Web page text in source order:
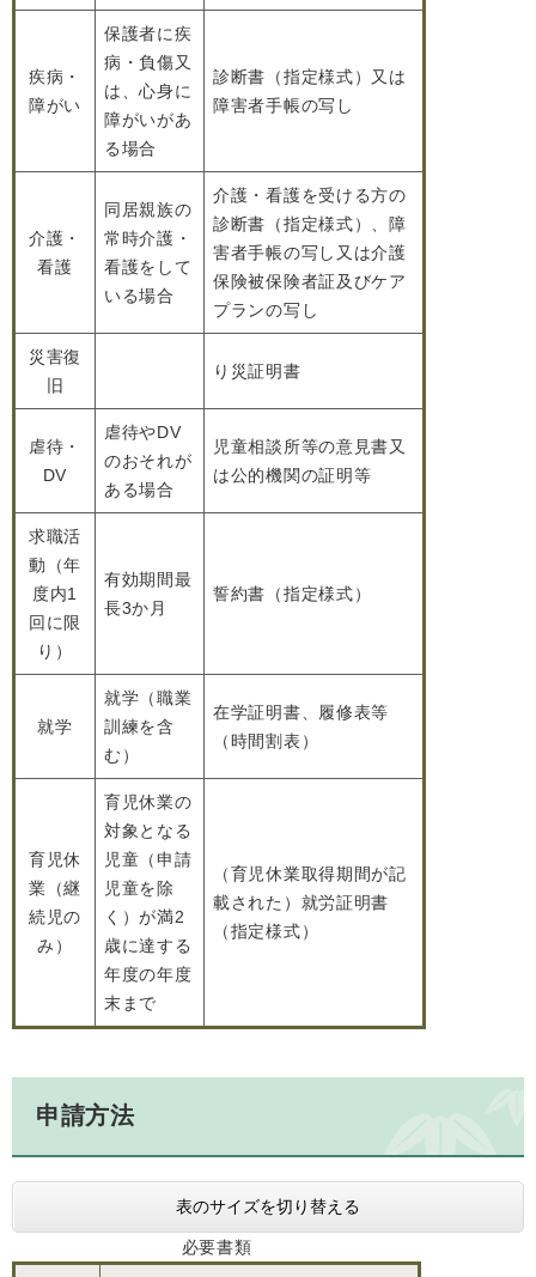
疾病・
障がい
保護者に疾
病・負傷又
は、心身に
障がいがあ
る場合
診断書（指定様式）又は
障害者手帳の写し
介護・
看護
同居親族の
常時介護・
看護をして
いる場合
介護・看護を受ける方の
診断書（指定様式）、障
害者手帳の写し又は介護
保険被保険者証及びケア
プランの写し
災害復
旧
り災証明書
虐待・
DV
虐待やDV
のおそれが
ある場合
児童相談所等の意見書又
は公的機関の証明等
求職活
動（年
度内1
回に限
り）
有効期間最
長3か月
誓約書（指定様式）
就学
就学（職業
訓練を含
む）
在学証明書、履修表等
（時間割表）
育児休
業（継
続児の
み）
育児休業の
対象となる
児童（申請
児童を除
く）が満2
歳に達する
年度の年度
末まで
（育児休業取得期間が記
載された）就労証明書
（指定様式）
申請方法
表のサイズを切り替える
必要書類